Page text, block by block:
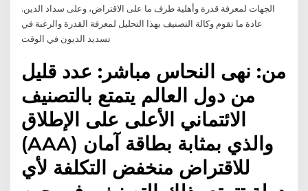
الجهات لمعرفة قدرة وأهلية طرف ما على الاقتراض، وعلى سداد الدين.
عادة ما تقوم وكالة التصنيف بهذا التحليل لمعرفة القدرة والرغبة في
تسديد الديون في الوقت
من: نهى النحاس مباشر: عدد قليل
من دول العالم يتمتع بالتصنيف
الائتماني الأعلى على الإطلاق
(AAA) والذي بمثابة بطاقة آمان
للاقتراض منخفض التكلفة لأي